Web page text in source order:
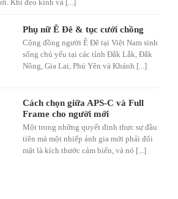
Khi đeo kính và [...]
Phụ nữ Ê Đê & tục cưới chồng
Cộng đồng người Ê Đê tại Việt Nam sinh
sống chủ yếu tại các tỉnh Đắk Lắk, Đắk
Nông, Gia Lai, Phú Yên và Khánh [...]
Cách chọn giữa APS-C và Full
Frame cho người mới
Một trong những quyết định thực sự đầu
tiên mà một nhiếp ảnh gia mới phải đối
mặt là kích thước cảm biến, và nó [...]